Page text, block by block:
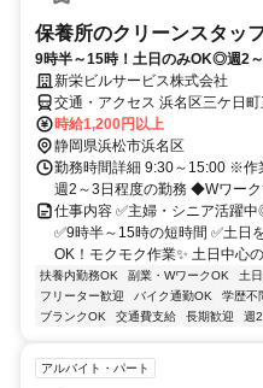
保養所のクリーンスタッ
9時半～15時！土日のみOK◎週2
新栄ビルサービス株式会社
交通・アクセス 浜名区三ケ日町
時給1,200円以上
静岡県浜松市浜名区
勤務時間詳細 9:30～15:00 ※
週2～3日程度の勤務 ◆Wワーク
仕事内容 ✅主婦・シニア活躍
✅9時半～15時の短時間 ✅土日
OK！モクモク作業✨ 土日中心
扶養内勤務OK 副業・WワークOK 土
フリーター歓迎
バイク通勤OK 学歴不
ブランクOK
交通費支給 長期歓迎 週
アルバイト・パート